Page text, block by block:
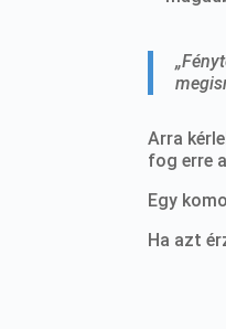
Arra
fog erre
Egy
Ha azt